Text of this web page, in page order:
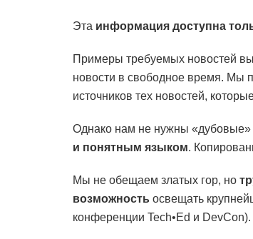
Эта информация доступна
Примеры требуемых новостей вы
новости в свободное время. Мы
источников тех новостей,
Однако нам не нужны «дубовые»
и понятным языком.
Мы не обещаем златых гор, но
возможность освещать
конференции Tech•Ed и DevCon).